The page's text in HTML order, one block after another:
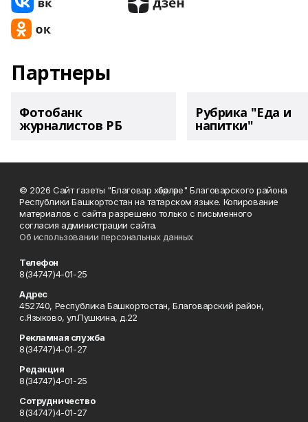
Партнеры
Фотобанк
журналистов РБ
Рубрика "Еда и
напитки"
© 2026 Сайт газеты "Благовар хәбәрләре" Благоварского района
Республики Башкортостан на татарском языке. Копирование
материалов с сайта разрешено только с письменного
согласия администрации сайта.
Об использовании персональных данных
Телефон
8(34747)4-01-25
Адрес
452740, Республика Башкортостан, Благоварский район,
с.Языково, ул.Пушкина, д.22
Рекламная служба
8(34747)4-01-27
Редакция
8(34747)4-01-25
Сотрудничество
8(34747)4-01-27